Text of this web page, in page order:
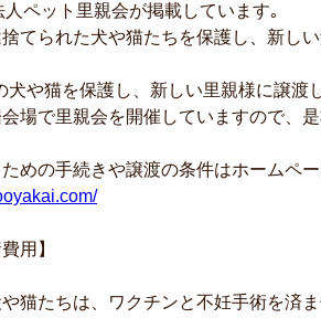
ペット里親会が掲載しています｡
てられた犬や猫たちを保護し、新し
犬や猫を保護し、新しい里親様に譲渡
場で里親会を開催していますので、是
めの手続きや譲渡の条件はホームペー
用】
猫たちは、ワクチンと不妊手術を済